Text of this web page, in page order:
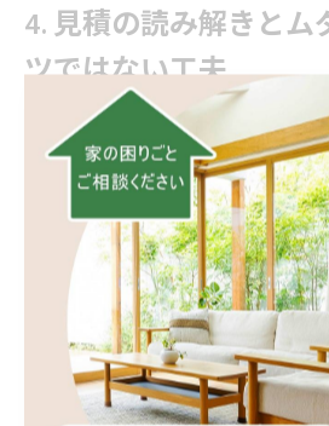
4. 見積の読み解きとム
ツではない工夫
見積は「材料」「施工」「処分」
が明確かを確認しましょう。リ
が高いほど、納得感があります。
追加が生じやすい箇所（下
前に説明できているか
代替案（部材グレードや工
できるか
小工事の同時実施で移動・